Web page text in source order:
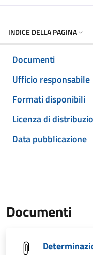
INDICE DELLA PAGINA
Documenti
Ufficio responsabile
Formati disponibili
Licenza di
Data pubblicazione
Documenti